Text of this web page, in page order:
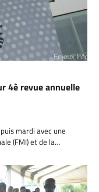
4è revue annuelle
mardi avec une
(FMI) et de la…